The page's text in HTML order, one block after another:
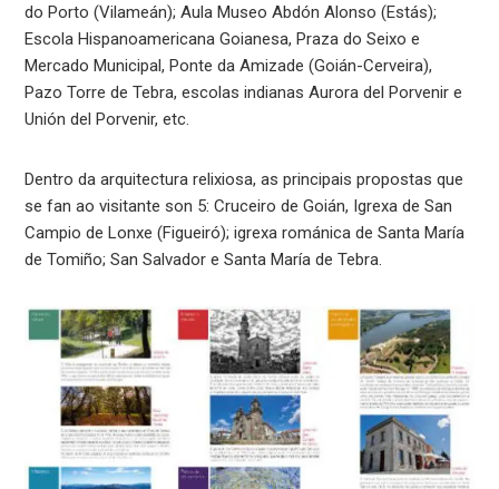
do Porto (Vilameán); Aula Museo Abdón Alonso (Estás);
Escola Hispanoamericana Goianesa, Praza do Seixo e
Mercado Municipal, Ponte da Amizade (Goián-Cerveira),
Pazo Torre de Tebra, escolas indianas Aurora del Porvenir e
Unión del Porvenir, etc.
Dentro da arquitectura relixiosa, as principais propostas que
se fan ao visitante son 5: Cruceiro de Goián, Igrexa de San
Campio de Lonxe (Figueiró); igrexa románica de Santa María
de Tomiño; San Salvador e Santa María de Tebra.